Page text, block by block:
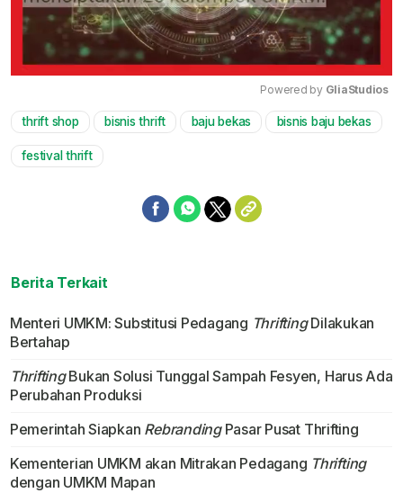
Mute
Powered by GliaStudios
thrift shop bisnis thrift baju bekas bisnis baju bekas
festival thrift
Berita Terkait
Menteri UMKM: Substitusi Pedagang ThriftingDilakukan
Bertahap
ThriftingBukan Solusi Tunggal Sampah Fesyen, Harus Ada
Perubahan Produksi
Pemerintah Siapkan RebrandingPasar Pusat Thrifting
Kementerian UMKM akan Mitrakan Pedagang Thrifting
dengan UMKM Mapan